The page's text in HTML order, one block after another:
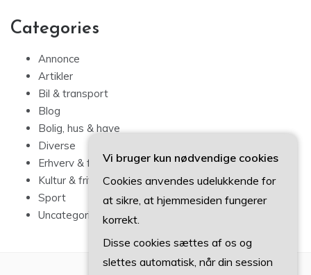
Categories
Annonce
Artikler
Bil & transport
Blog
Bolig, hus & have
Diverse
Erhverv & forbrug
Kultur & fritid
Sport
Uncategorized
Vi bruger kun nødvendige cookies
Cookies anvendes udelukkende for
at sikre, at hjemmesiden fungerer
korrekt.
Disse cookies sættes af os og
slettes automatisk, når din session